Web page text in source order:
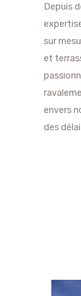
Depuis
sur
et
envers
des